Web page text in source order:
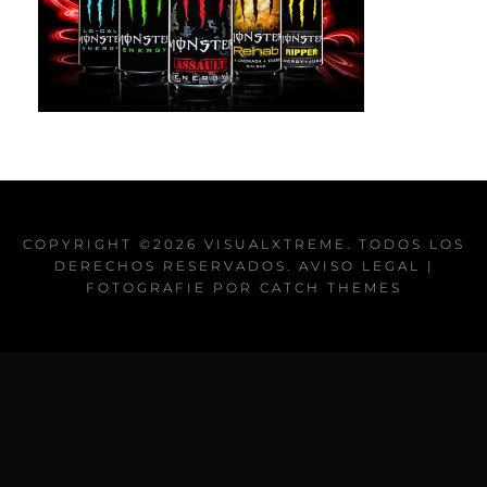
COPYRIGHT ©2026 VISUALXTREME . TODOS LOS
DERECHOS RESERVADOS. AVISO LEGAL
|
FOTOGRAFIE POR CATCH THEMES